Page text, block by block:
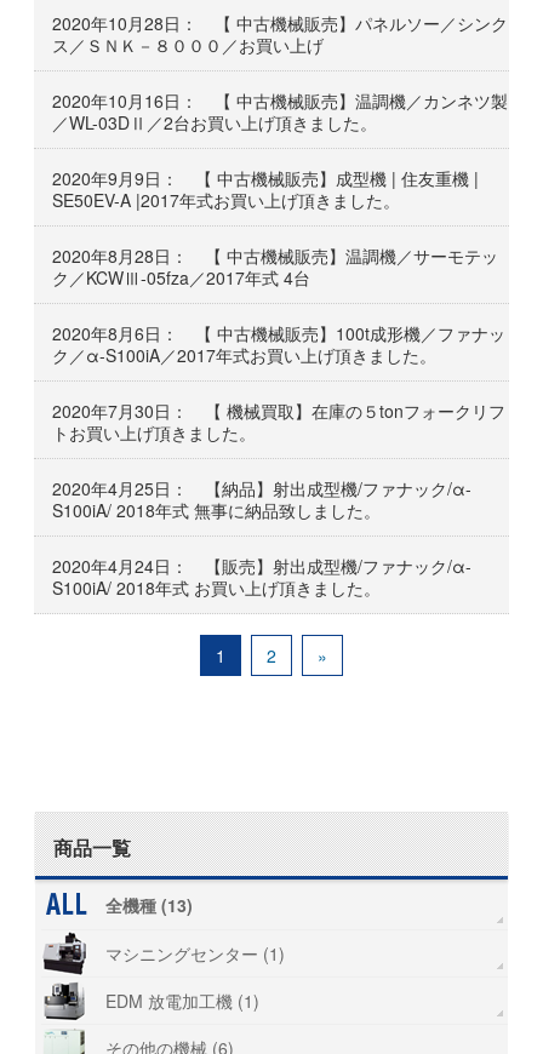
2020年10月28日： 【 中古機械販売】パネルソー／シンク
ス／ＳＮＫ－８０００／お買い上げ
2020年10月16日： 【 中古機械販売】温調機／カンネツ製
／WL-03DⅡ／2台お買い上げ頂きました。
2020年9月9日： 【 中古機械販売】成型機 | 住友重機 |
SE50EV-A |2017年式お買い上げ頂きました。
2020年8月28日： 【 中古機械販売】温調機／サーモテッ
ク／KCWⅢ-05fza／2017年式 4台
2020年8月6日： 【 中古機械販売】100t成形機／ファナッ
ク／α-S100iA／2017年式お買い上げ頂きました。
2020年7月30日： 【 機械買取】在庫の５tonフォークリフ
トお買い上げ頂きました。
2020年4月25日： 【納品】射出成型機/ファナック/α-
S100iA/ 2018年式 無事に納品致しました。
2020年4月24日： 【販売】射出成型機/ファナック/α-
S100iA/ 2018年式 お買い上げ頂きました。
1 2 »
商品一覧
全機種 (13)
マシニングセンター (1)
EDM 放電加工機 (1)
その他の機械 (6)